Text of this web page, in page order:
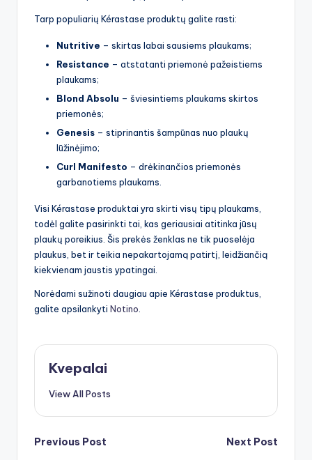
Tarp populiarių Kérastase produktų galite rasti:
Nutritive – skirtas labai sausiems plaukams;
Resistance – atstatanti priemonė pažeistiems
plaukams;
Blond Absolu – šviesintiems plaukams skirtos
priemonės;
Genesis – stiprinantis šampūnas nuo plaukų
lūžinėjimo;
Curl Manifesto – drėkinančios priemonės
garbanotiems plaukams.
Visi Kérastase produktai yra skirti visų tipų plaukams,
todėl galite pasirinkti tai, kas geriausiai atitinka jūsų
plaukų poreikius. Šis prekės ženklas ne tik puoselėja
plaukus, bet ir teikia nepakartojamą patirtį, leidžiančią
kiekvienam jaustis ypatingai.
Norėdami sužinoti daugiau apie Kérastase produktus,
galite apsilankyti Notino
Kvepalai
View All Posts
Post
Previous Post
Next Post